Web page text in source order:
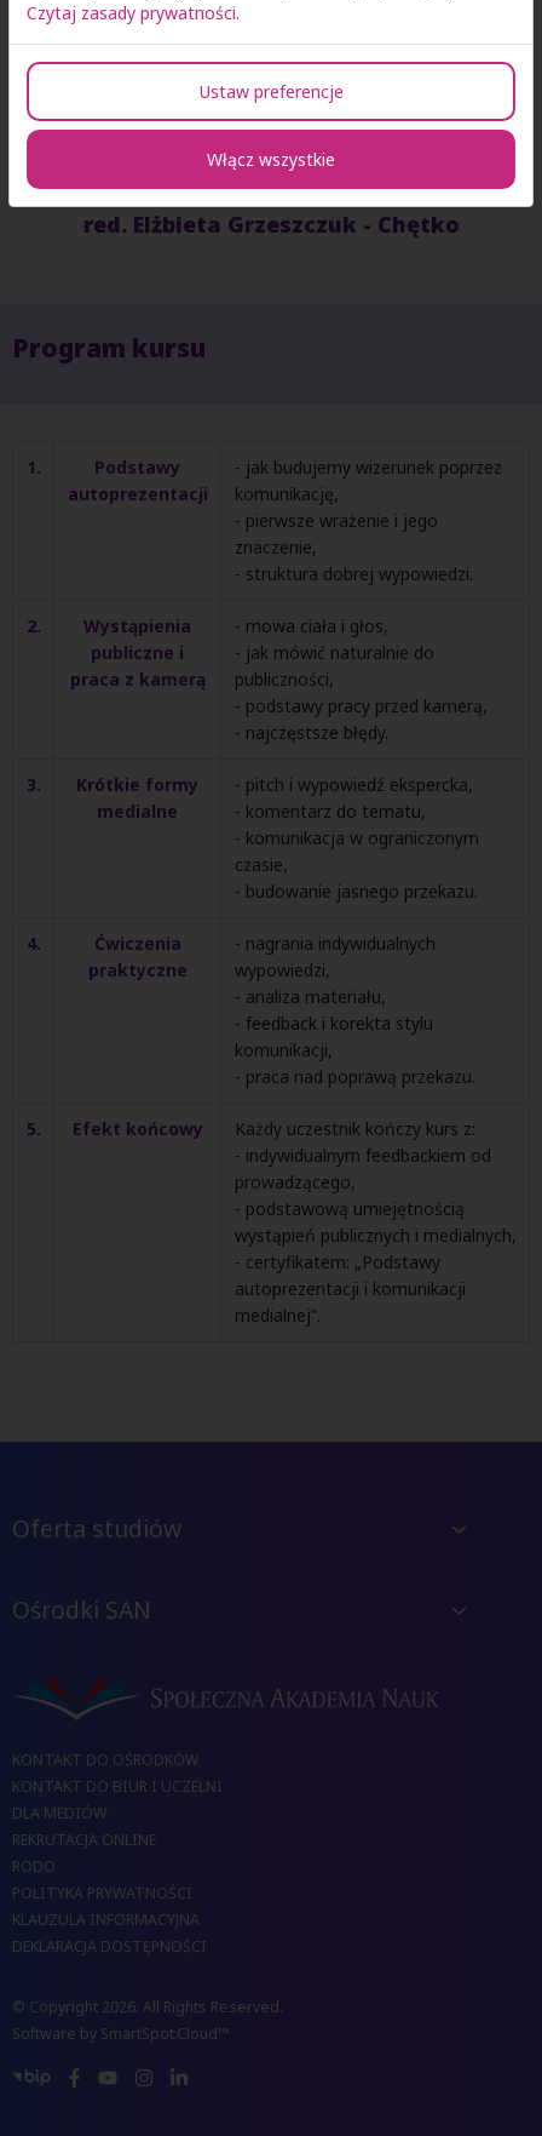
red. Elżbieta Grzeszczuk - Chętko
Program kursu
1.
Podstawy
autoprezentacji
- jak budujemy wizerunek poprzez
komunikację,
- pierwsze wrażenie i jego
znaczenie,
- struktura dobrej wypowiedzi.
2.
Wystąpienia
publiczne i
praca z kamerą
- mowa ciała i głos,
- jak mówić naturalnie do
publiczności,
- podstawy pracy przed kamerą,
- najczęstsze błędy.
3.
Krótkie formy
medialne
- pitch i wypowiedź ekspercka,
- komentarz do tematu,
- komunikacja w ograniczonym
czasie,
- budowanie jasnego przekazu.
4.
Ćwiczenia
praktyczne
- nagrania indywidualnych
wypowiedzi,
- analiza materiału,
- feedback i korekta stylu
komunikacji,
- praca nad poprawą przekazu.
5. Efekt końcowy
Każdy uczestnik kończy kurs z:
- indywidualnym feedbackiem od
prowadzącego,
- podstawową umiejętnością
wystąpień publicznych i medialnych,
- certyfikatem: „Podstawy
autoprezentacji i komunikacji
medialnej”.
Oferta studiów
Ośrodki SAN
KONTAKT DO OŚRODKÓW
KONTAKT DO BIUR I UCZELNI
DLA MEDIÓW
REKRUTACJA ONLINE
RODO
POLITYKA PRYWATNOŚCI
KLAUZULA INFORMACYJNA
DEKLARACJA DOSTĘPNOŚCI
© Copyright 2026. All Rights Reserved.
Software by SmartSpot.Cloud™
Czytaj zasady prywatności.
Ustaw preferencje
Włącz wszystkie